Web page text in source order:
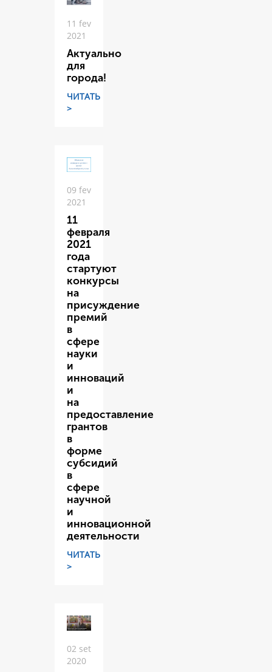
11 fev
2021
Актуально
для
города!
ЧИТАТЬ
>
09 fev
2021
11
февраля
2021
года
стартуют
конкурсы
на
присуждение
премий
в
сфере
науки
и
инноваций
и
на
предоставление
грантов
в
форме
субсидий
в
сфере
научной
и
инновационной
деятельности
ЧИТАТЬ
>
02 set
2020